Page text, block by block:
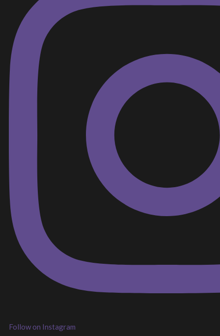
Follow on Instagram